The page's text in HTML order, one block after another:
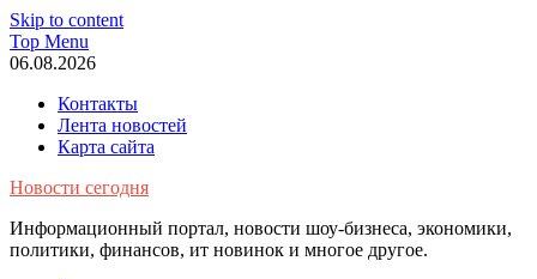
Skip to content
Top Menu
06.08.2026
Контакты
Лента новостей
Карта сайта
Новости сегодня
Информационный портал, новости шоу-бизнеса, экономики,
политики, финансов, ит новинок и многое другое.